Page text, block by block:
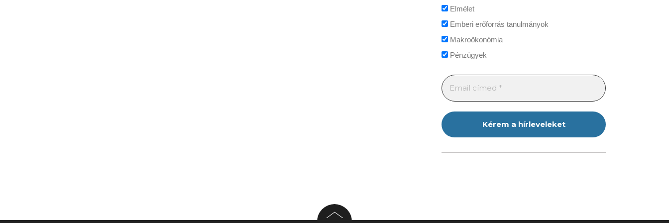
Elmélet
Emberi erőforrás tanulmányok
Makroökonómia
Pénzügyek